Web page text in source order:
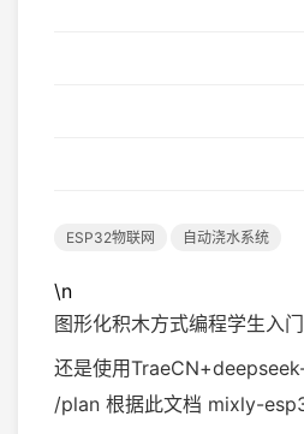
ESP32物联网 自动浇水系统
\n
图形化积木方式编程学生入
还是使用
/plan 根据此文档 mixly-